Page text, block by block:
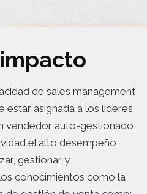
de sales management
estar asignada a los líderes
vendedor auto-gestionado,
el alto desempeño,
gestionar y
conocimientos como la